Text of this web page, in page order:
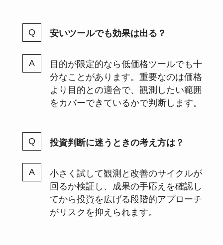
安いツールでも効果は出る？
目的が限定的なら低価格ツールでも十
分なことがあります。重要なのは価格
より目的との適合で、観測したい範囲
をカバーできているかで判断します。
投資判断に迷うときの考え方は？
小さく試して観測と改善のサイクルが
回るか検証し、成果の手応えを確認し
てから投資を広げる段階的アプローチ
がリスクを抑えられます。